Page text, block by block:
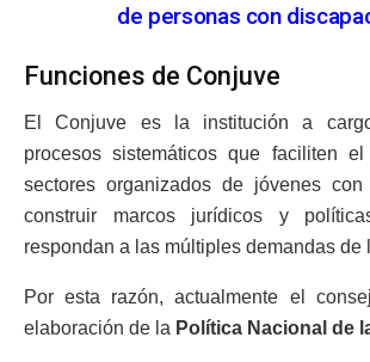
de personas con
Funciones de Conjuve
El Conjuve es la institución a
procesos sistemáticos que faciliten
sectores organizados de jóvenes
construir marcos jurídicos y
respondan a las múltiples demandas de
Por esta razón, actualmente el
elaboración de la Política Nacional de